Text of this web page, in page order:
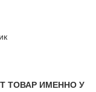
ТОВАР ИМЕННО У